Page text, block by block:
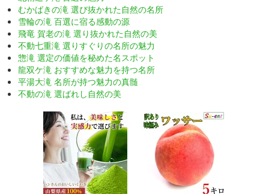
むかばきの滝 選び抜かれた自然の名所
雪輪の滝 百選に宿る感動の源
飛竜 賀老の滝 選り抜かれた自然の美
不動七重滝 選りすぐりの名所の魅力
惣滝 選定の価値を秘めた名スポット
龍双ケ滝 おすすめな魅力を持つ名所
平湯大滝 名所が持つ魅力の真髄
不動の滝 選ばれし自然の美